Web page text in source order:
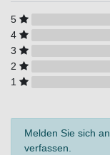
5
4
3
2
1
Melden Sie sich
verfassen.